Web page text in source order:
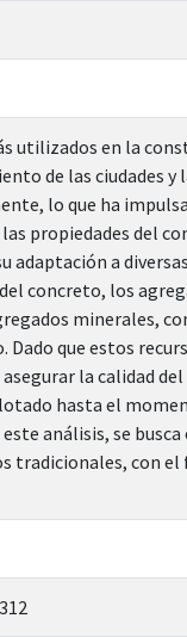
utilizados en la
de las ciudades
lo que ha
propiedades del
a
concreto, los
minerales,
que estos
la calidad
hasta el
análisis, se
tradicionales, con